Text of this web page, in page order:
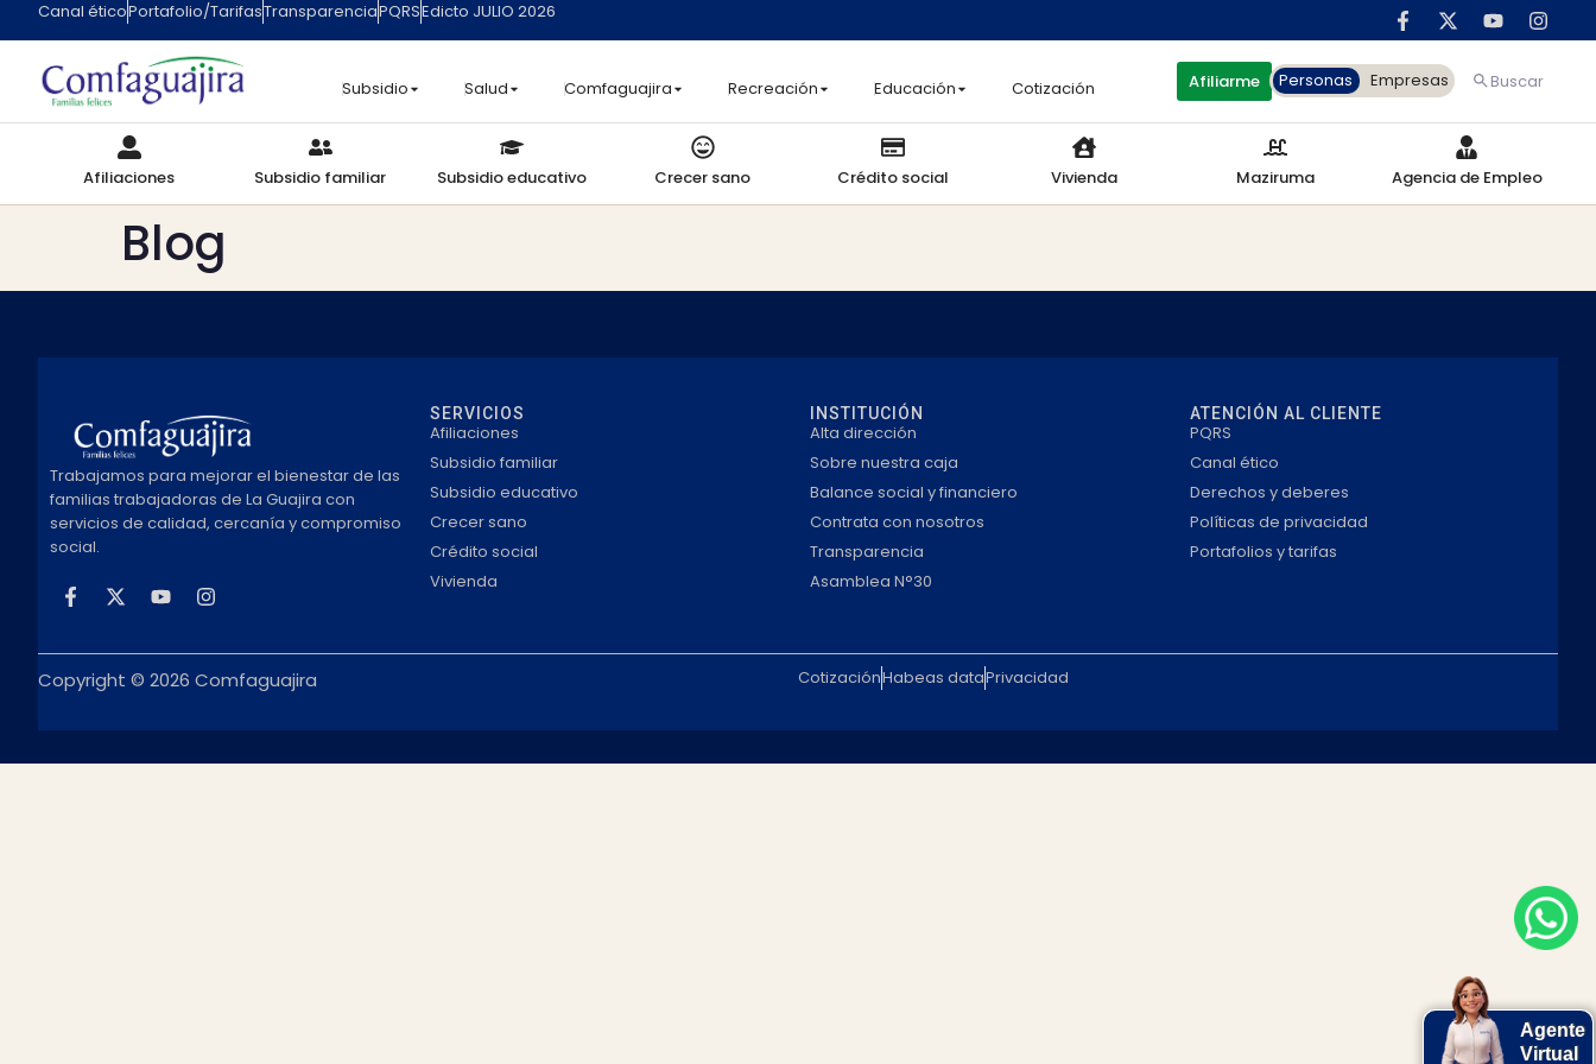
contenido
Canal éticoPortafolio/TarifasTransparenciaPQRSEdicto JULIO 2026
Subsidio Salud Comfaguajira Recreación Educación Cotización Afiliarme Personas Empresas Buscar
Afiliaciones Subsidio familiar Subsidio educativo Crecer sano Crédito social Vivienda Maziruma Agencia de Empleo
Blog
Trabajamos para mejorar el bienestar de las
familias trabajadoras de La Guajira con
servicios de calidad, cercanía y compromiso
social.
SERVICIOS
Afiliaciones
Subsidio familiar
Subsidio educativo
Crecer sano
Crédito social
Vivienda
INSTITUCIÓN
Alta dirección
Sobre nuestra caja
Balance social y financiero
Contrata con nosotros
Transparencia
Asamblea N°30
ATENCIÓN AL CLIENTE
PQRS
Canal ético
Derechos y deberes
Políticas de privacidad
Portafolios y tarifas
Copyright © 2026 Comfaguajira CotizaciónHabeas dataPrivacidad
Agente
Virtual